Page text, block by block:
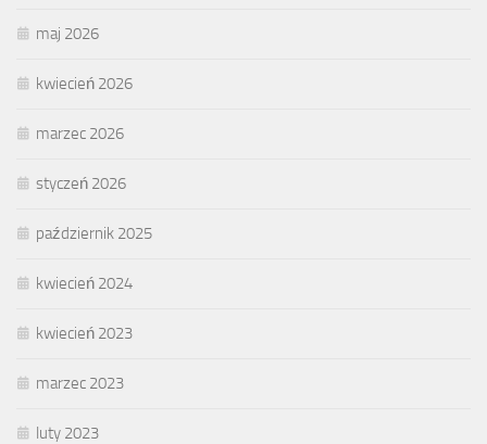
maj 2026
kwiecień 2026
marzec 2026
styczeń 2026
październik 2025
kwiecień 2024
kwiecień 2023
marzec 2023
luty 2023